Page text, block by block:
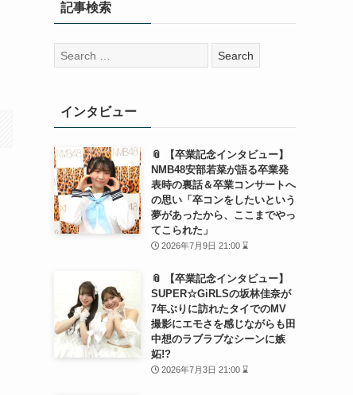
記事検索
検
索:
インタビュー
📎 【卒業記念インタビュー】
NMB48安部若菜が語る卒業発
表時の裏話＆卒業コンサートへ
の思い「卒コンをしたいという
夢があったから、ここまでやっ
てこられた」
2026年7月9日 21:00 ⌛
📎 【卒業記念インタビュー】
SUPER☆GiRLSの坂林佳奈が
7年ぶりに訪れたタイでのMV
撮影にエモさを感じながらも田
中想のラブラブなシーンに嫉
妬!?
2026年7月3日 21:00 ⌛